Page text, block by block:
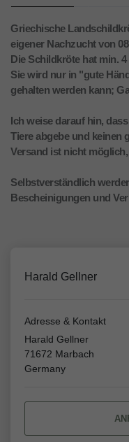
Griechische
eigener Nachzucht von
Die Schildkröte hat min.
Sie wird nur in "gute
gehalten werden kann;
Ich weise darauf hin,
Tiere abgebe und keinen
Versand ist nicht
Selbstverständlich
Bescheinigungen und
Harald Gellner
Adresse & Kontakt
Harald Gellner
71672 Marbach
Germany